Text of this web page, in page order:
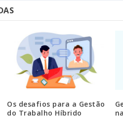
Os desafios para a Gestão
do Trabalho Híbrido